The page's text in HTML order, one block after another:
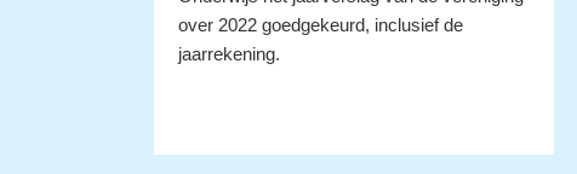
over 2022 goedgekeurd, inclusief de
jaarrekening.